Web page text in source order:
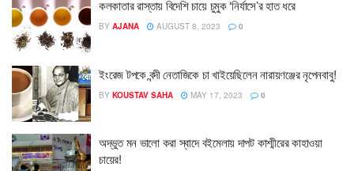
কলকাতার রাস্তায় বিদেশি চায়ে চুমুক ‘নির্যাসে’র হাত ধরে
BY AJANA AUGUST 8, 2023 0
ইংরেজ টপকে বন্দী নেতাজিকে চা খাইয়েছিলেন নারায়ণঞ্জের নৃপেনবাবু!
BY KOUSTAV SAHA MAY 17, 2023 0
অদ্ভুত মন ভালো করা স্বাদে বইমেলায় দাপট কাশ্মীরের কাহাওয়া
চায়ের!